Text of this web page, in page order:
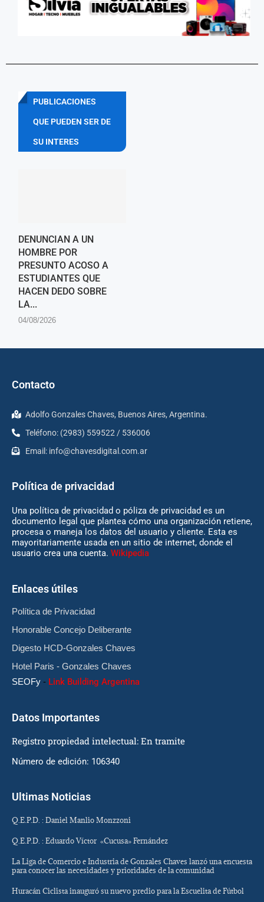
PUBLICACIONES
QUE PUEDEN SER DE
SU INTERES
DENUNCIAN A UN
HOMBRE POR
PRESUNTO ACOSO A
ESTUDIANTES QUE
HACEN DEDO SOBRE
LA...
04/08/2026
Contacto
Adolfo Gonzales Chaves, Buenos Aires, Argentina.
Teléfono: (2983) 559522 / 536006
Email: info@chavesdigital.com.ar
Política de privacidad
Una política de privacidad o póliza de privacidad es un
documento legal que plantea cómo una organización retiene,
procesa o maneja los datos del usuario y cliente. Esta es
mayoritariamente usada en un sitio de internet, donde el
usuario crea una cuenta. Wikipedia
Enlaces útiles
Política de Privacidad
Honorable Concejo Deliberante
Digesto HCD-Gonzales Chaves
Hotel Paris - Gonzales Chaves
SEOFy - Link Building Argentina
Datos Importantes
Registro propiedad intelectual: En tramite
Número de edición: 106340
Ultimas Noticias
Q.E.P.D. : Daniel Manlio Monzzoni
Q.E.P.D. : Eduardo Víctor «Cucusa» Fernández
La Liga de Comercio e Industria de Gonzales Chaves lanzó una encuesta
para conocer las necesidades y prioridades de la comunidad
Huracán Ciclista inauguró su nuevo predio para la Escuelita de Fútbol